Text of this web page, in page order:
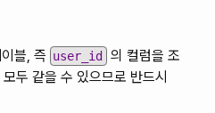
이블, 즉 user_id
의 컬럼을 조
두 같을 수 있으므로 반드시